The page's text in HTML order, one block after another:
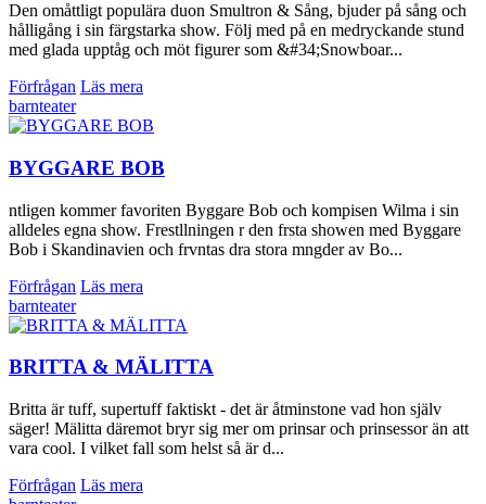
Den omåttligt populära duon Smultron & Sång, bjuder på sång och
hålligång i sin färgstarka show. Följ med på en medryckande stund
med glada upptåg och möt figurer som &#34;Snowboar...
Förfrågan Läs mera
barnteater
BYGGARE BOB
ntligen kommer favoriten Byggare Bob och kompisen Wilma i sin
alldeles egna show. Frestllningen r den frsta showen med Byggare
Bob i Skandinavien och frvntas dra stora mngder av Bo...
Förfrågan Läs mera
barnteater
BRITTA & MÄLITTA
Britta är tuff, supertuff faktiskt - det är åtminstone vad hon själv
säger! Mälitta däremot bryr sig mer om prinsar och prinsessor än att
vara cool. I vilket fall som helst så är d...
Förfrågan Läs mera